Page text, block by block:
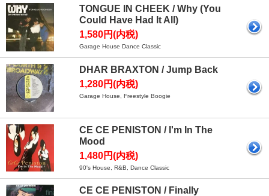
TONGUE IN CHEEK / Why (You
Could Have Had It All)
1,580円(内税)
Garage House Dance Classic
DHAR BRAXTON / Jump Back
1,280円(内税)
Garage House, Freestyle Boogie
CE CE PENISTON / I'm In The
Mood
1,480円(内税)
90's House, R&B, Dance Classic
CE CE PENISTON / Finally